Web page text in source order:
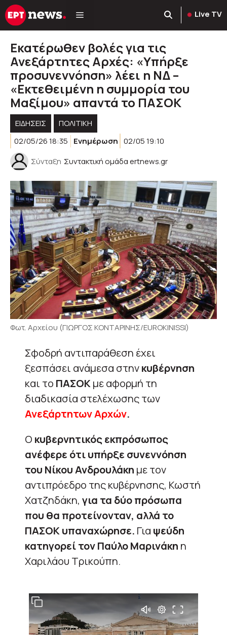
Μετάβαση
σε
Live TV
Εκατέρωθεν βολές για τις
Ανεξάρτητες Αρχές: «Υπήρξε
προσυνεννόηση» λέει η ΝΔ –
«Εκτεθειμένη η συμμορία του
Μαξίμου» απαντά το ΠΑΣΟΚ
ΕΙΔΗΣΕΙΣ
ΠΟΛΙΤΙΚΉ
02/05/26 18:35
Ενημέρωση 02/05 19:10
Σύνταξη Συντακτική ομάδα ertnews.gr
Φωτ. Αρχείου (ΓΙΩΡΓΟΣ ΚΟΝΤΑΡΙΝΗΣ/EUROKINISSI)
Σφοδρή αντιπαράθεση έχει
ξεσπάσει ανάμεσα στηνκυβέρνηση
και το ΠΑΣΟΚμε αφορμή τη
διαδικασία στελέχωσης των
Ανεξάρτητων Αρχών.
Ο κυβερνητικός εκπρόσωπος
ανέφερε ότι υπήρξε συνεννόηση
του Νίκου Ανδρουλάκη με τον
αντιπρόεδρο της κυβέρνησης, Κωστή
Χατζηδάκη, για τα δύο πρόσωπα
που θα προτείνονταν, αλλά το
ΠΑΣΟΚ υπαναχώρησε. Για ψεύδη
κατηγορεί τον Παύλο Μαρινάκη η
Χαριλάου Τρικούπη.